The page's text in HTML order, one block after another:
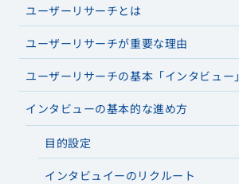
ユーザーリサーチとは
ユーザーリサーチが重要な理由
ユーザーリサーチの基本「インタビュー」
インタビューの基本的な進め方
目的設定
インタビュイーのリクルート